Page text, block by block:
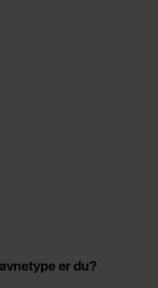
er du?